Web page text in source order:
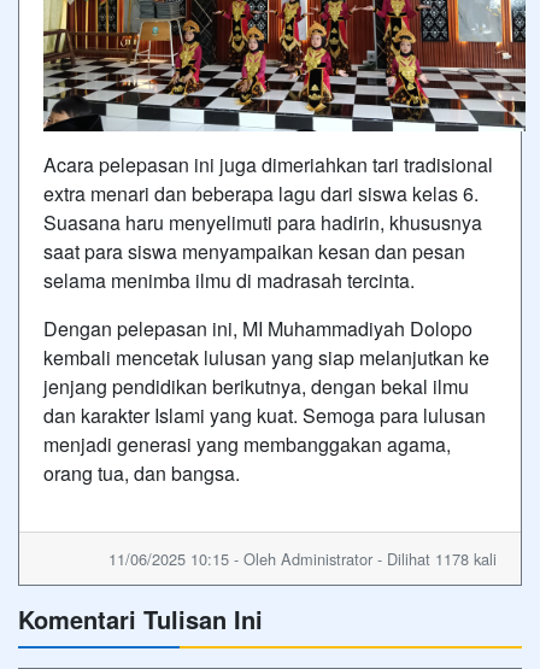
Acara pelepasan ini juga dimeriahkan tari tradisional
extra menari dan beberapa lagu dari siswa kelas 6.
Suasana haru menyelimuti para hadirin, khususnya
saat para siswa menyampaikan kesan dan pesan
selama menimba ilmu di madrasah tercinta.
Dengan pelepasan ini, MI Muhammadiyah Dolopo
kembali mencetak lulusan yang siap melanjutkan ke
jenjang pendidikan berikutnya, dengan bekal ilmu
dan karakter Islami yang kuat. Semoga para lulusan
menjadi generasi yang membanggakan agama,
orang tua, dan bangsa.
11/06/2025 10:15 - Oleh Administrator - Dilihat 1178 kali
Komentari Tulisan Ini